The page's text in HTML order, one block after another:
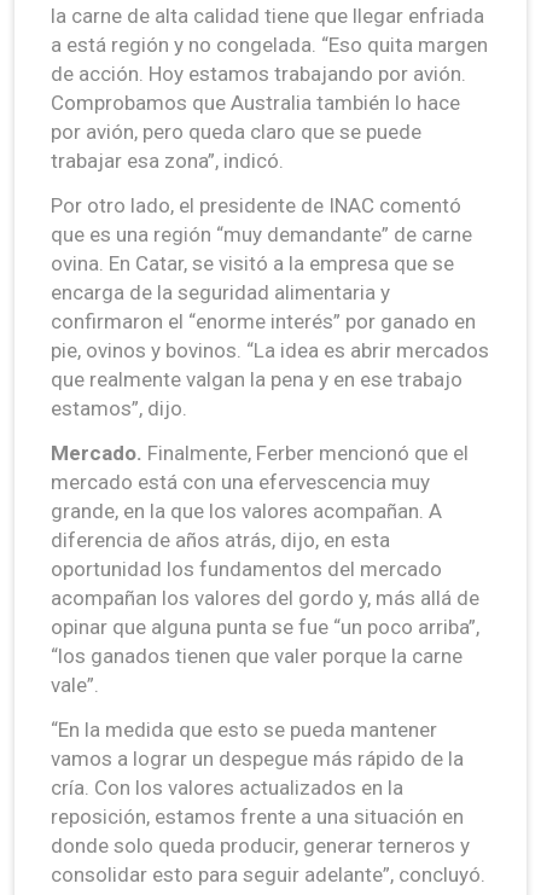
la carne de alta calidad tiene que llegar enfriada
a está región y no congelada. “Eso quita margen
de acción. Hoy estamos trabajando por avión.
Comprobamos que Australia también lo hace
por avión, pero queda claro que se puede
trabajar esa zona”, indicó.
Por otro lado, el presidente de INAC comentó
que es una región “muy demandante” de carne
ovina. En Catar, se visitó a la empresa que se
encarga de la seguridad alimentaria y
confirmaron el “enorme interés” por ganado en
pie, ovinos y bovinos. “La idea es abrir mercados
que realmente valgan la pena y en ese trabajo
estamos”, dijo.
Mercado. Finalmente, Ferber mencionó que el
mercado está con una efervescencia muy
grande, en la que los valores acompañan. A
diferencia de años atrás, dijo, en esta
oportunidad los fundamentos del mercado
acompañan los valores del gordo y, más allá de
opinar que alguna punta se fue “un poco arriba”,
“los ganados tienen que valer porque la carne
vale”.
“En la medida que esto se pueda mantener
vamos a lograr un despegue más rápido de la
cría. Con los valores actualizados en la
reposición, estamos frente a una situación en
donde solo queda producir, generar terneros y
consolidar esto para seguir adelante”, concluyó.